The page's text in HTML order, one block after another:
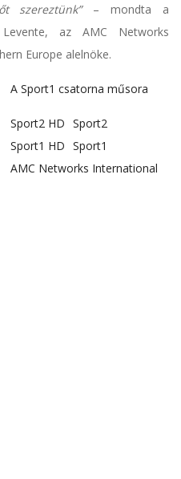
szereztünk”– mondta a
az AMC Networks
Europe alelnöke.
A Sport1 csatorna műsora
Sport2 HD Sport2
Sport1 HD Sport1
AMC Networks International